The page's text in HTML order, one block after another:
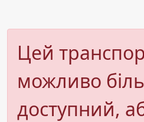
Цей
можливо
доступний,